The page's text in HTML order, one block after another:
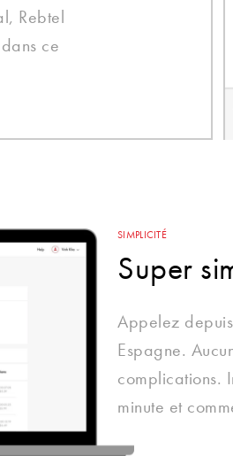
Rebtel
ce
SIMPLICITÉ
Super
Appelez
Espagne.
complications.
minute et